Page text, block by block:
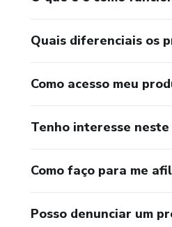
Quais diferenciais os
Como acesso meu
Tenho interesse neste
Como faço para me
Posso denunciar um